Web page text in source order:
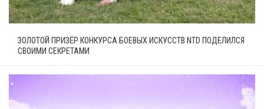
ЗОЛОТОЙ ПРИЗЁР КОНКУРСА БОЕВЫХ ИСКУССТВ NTD ПОДЕЛИЛСЯ
СВОИМИ СЕКРЕТАМИ